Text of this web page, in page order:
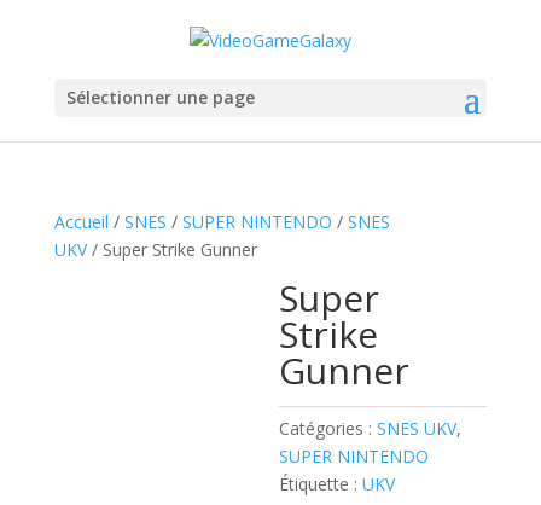
Sélectionner une page
Accueil / SNES / SUPER NINTENDO / SNES
UKV/ Super Strike Gunner
Super
Strike
Gunner
Catégories :SNES UKV,
SUPER NINTENDO
Étiquette :UKV